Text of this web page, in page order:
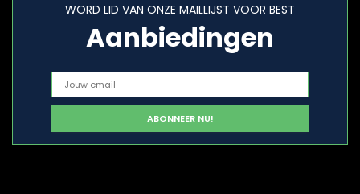
WORD LID VAN ONZE MAILLIJST VOOR BEST
Aanbiedingen